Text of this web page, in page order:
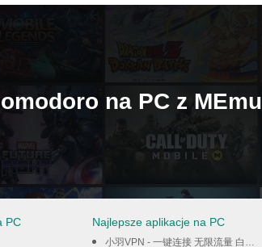
na PC z MEmu
PC Najlepsze aplikacje na PC
小羽VPN - 一键连接 无限流量 白嫖VPN PC